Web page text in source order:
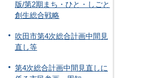
版/第2期まち・ひと・しごと
創生総合戦略
吹田市第4次総合計画中間見
直し等
第4次総合計画中間見直しに